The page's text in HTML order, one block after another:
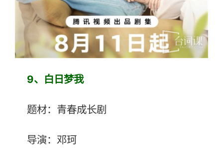
9、白日梦我
题材：青春成长剧
导演：邓珂